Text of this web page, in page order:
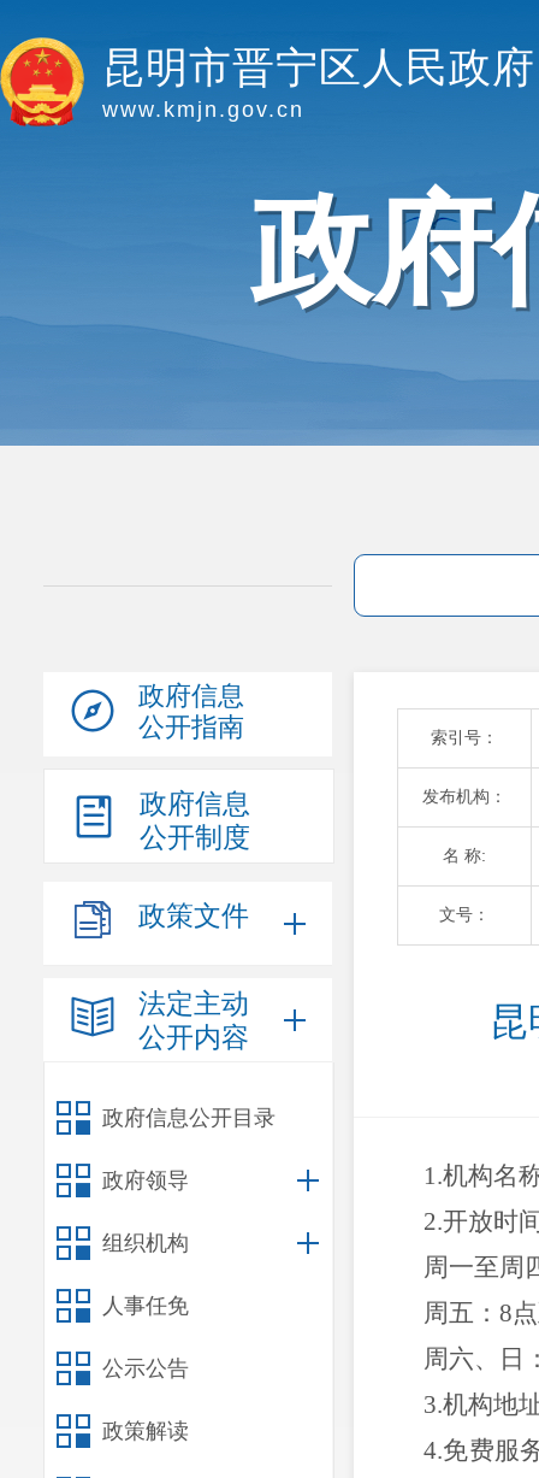
昆明市晋宁区人民政府
www.kmjn.gov.cn
政府
政府信息
公开指南
政府信息
公开制度
政策文件
法定主动
公开内容
政府信息公开目录
政府领导
组织机构
人事任免
公示公告
政策解读
索引号：
发布机构：
名 称:
文号：
1.机构名
2.开放时
周一至周
周五： 8
周六、日
3.机构地
4.免费服